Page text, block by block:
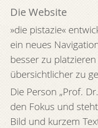
Die Website
»die pistazie«
ein neues
besser zu
übersichtlicher zu
Die Person „Prof.
den Fokus und
Bild und kurzem